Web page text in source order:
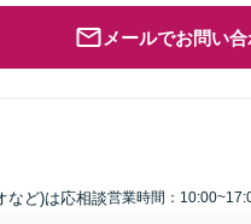
メールでお問い
など)は応相談営業時間：